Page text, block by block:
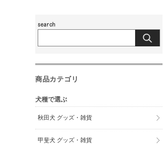
商品カテゴリ
犬種で選ぶ
秋田犬 グッズ・雑貨
甲斐犬 グッズ・雑貨